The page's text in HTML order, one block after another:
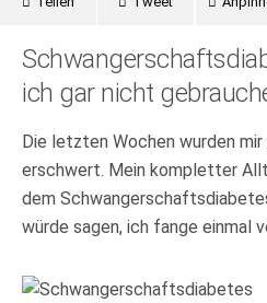
ich gar nicht
Die letzten Wochen wurden
erschwert. Mein kompletter
dem
würde sagen, ich fange einmal